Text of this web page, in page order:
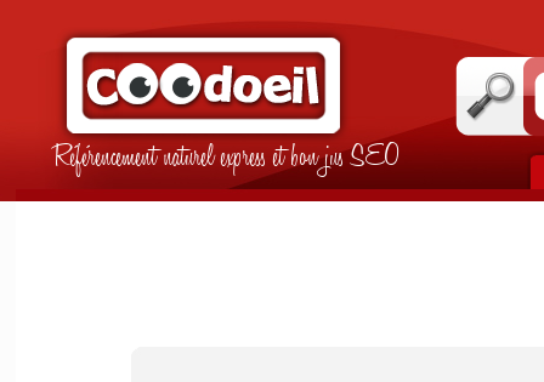
Référencement naturel express et bon jus SEO